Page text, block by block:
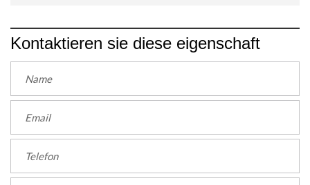
Kontaktieren sie diese eigenschaft